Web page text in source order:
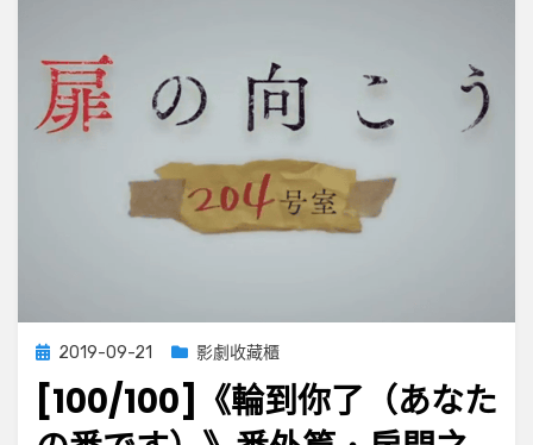
Posted
on
2019-09-21 影劇收藏櫃
[100/100]《輪到你了（あなた